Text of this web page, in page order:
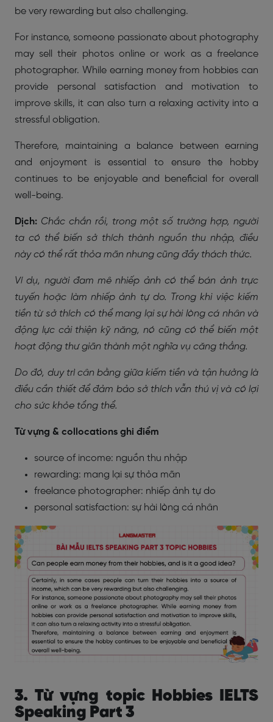
be very rewarding but also challenging.
For instance, someone passionate about photography
may sell their photos online or work as a freelance
photographer. While earning money from hobbies can
provide personal satisfaction and motivation to
improve skills, it can also turn a relaxing activity into a
stressful obligation.
Therefore, maintaining a balance between earning
and enjoyment is essential to ensure the hobby
continues to be enjoyable and beneficial for overall
well-being.
Dịch: Chắc chắn rồi, trong một số trường hợp, người
ta có thể biến sở thích thành nguồn thu nhập, điều
này có thể rất thỏa mãn nhưng cũng đầy thách thức.
Ví dụ, người đam mê nhiếp ảnh có thể bán ảnh trực
tuyến hoặc làm nhiếp ảnh tự do. Trong khi việc kiếm
tiền từ sở thích có thể mang lại sự hài lòng cá nhân và
động lực cải thiện kỹ năng, nó cũng có thể biến một
hoạt động thư giãn thành một nghĩa vụ căng thẳng.
Do đó, duy trì cân bằng giữa kiếm tiền và tận hưởng là
điều cần thiết để đảm bảo sở thích vẫn thú vị và có lợi
cho sức khỏe tổng thể.
Từ vựng & collocations ghi điểm
source of income: nguồn thu nhập
rewarding: mang lại sự thỏa mãn
freelance photographer: nhiếp ảnh tự do
personal satisfaction: sự hài lòng cá nhân
3. Từ vựng topic Hobbies IELTS
Speaking Part 3